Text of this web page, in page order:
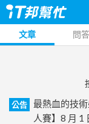
文章 問答
公告
最熱血的技
人賽】8 月 1